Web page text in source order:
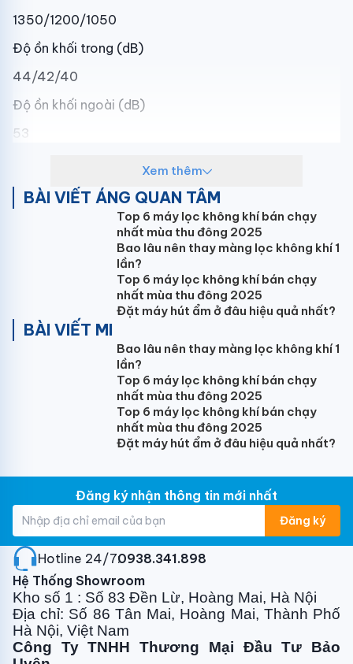
1350/1200/1050
Độ ồn khối trong (dB)
44/42/40
Độ ồn khối ngoài (dB)
53
510x315x1750
Kích thước dàn nóng (mm)
Trọng lượng tịnh/cả thùng dàn lạnh (kg)
Trọng lượng tịnh/cả thùng dàn nóng (kg)
Kích thước ống nối (lỏng/hơi) (mm)
6.35/12.7
Chiều dài tối thiểu/tiêu chuẩn/tối đa (m)
3/12/40
Chênh lệch độ cao tối đa (m)
20
Khối lượng gas có sẵn (g)
1850
Xem thêm
BÀI VIẾT ÁNG QUAN TÂM
Top 6 máy lọc không khí bán chạy
nhất mùa thu đông 2025
Bao lâu nên thay màng lọc không khí 1
lần?
Top 6 máy lọc không khí bán chạy
nhất mùa thu đông 2025
Đặt máy hút ẩm ở đâu hiệu quả nhất?
BÀI VIẾT MI
Bao lâu nên thay màng lọc không khí 1
lần?
Top 6 máy lọc không khí bán chạy
nhất mùa thu đông 2025
Top 6 máy lọc không khí bán chạy
nhất mùa thu đông 2025
Đặt máy hút ẩm ở đâu hiệu quả nhất?
Đăng ký nhận thông tin mới nhất
Đăng ký
Hotline 24/7:0938.341.898
Hệ Thống Showroom
Kho số 1 : Số 83 Đền Lừ, Hoàng Mai, Hà Nội
Địa chỉ: Số 86 Tân Mai, Hoàng Mai, Thành Phố
Hà Nội, Việt Nam
Công Ty TNHH Thương Mại Đầu Tư Bảo